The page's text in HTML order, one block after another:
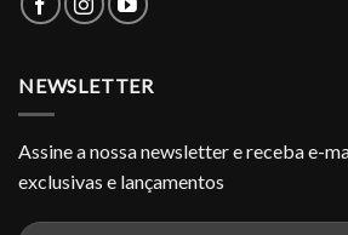
NEWSLETTER
Assine a nossa newsletter e receba e-
exclusivas e lançamentos